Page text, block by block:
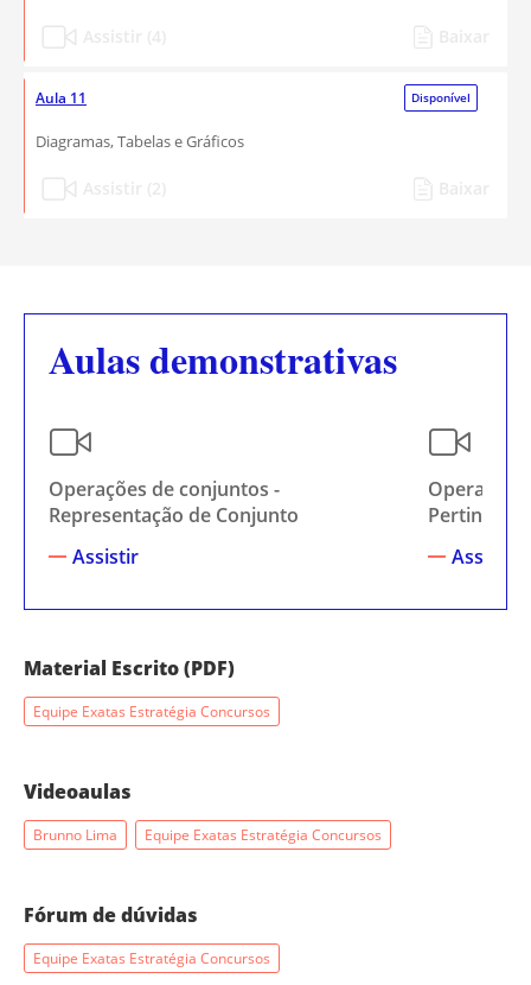
Aula 11 Disponível
Diagramas, Tabelas e Gráficos
Aulas demonstrativas
Operações de conjuntos -
Representação de Conjunto
Assistir
Assistir
Material Escrito (PDF)
Equipe Exatas Estratégia Concursos
Videoaulas
Brunno Lima Equipe Exatas Estratégia Concursos
Fórum de dúvidas
Equipe Exatas Estratégia Concursos